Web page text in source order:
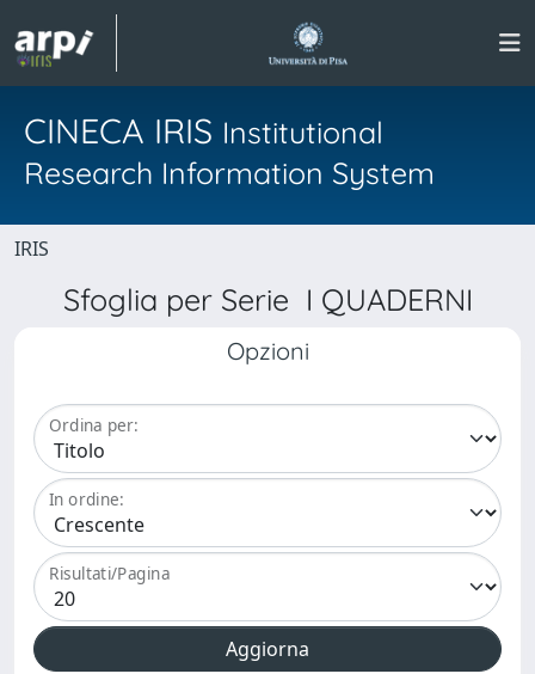
CINECA IRIS Institutional
Research Information System
IRIS
Sfoglia per Serie I QUADERNI
Opzioni
Ordina per:
In ordine:
Risultati/Pagina